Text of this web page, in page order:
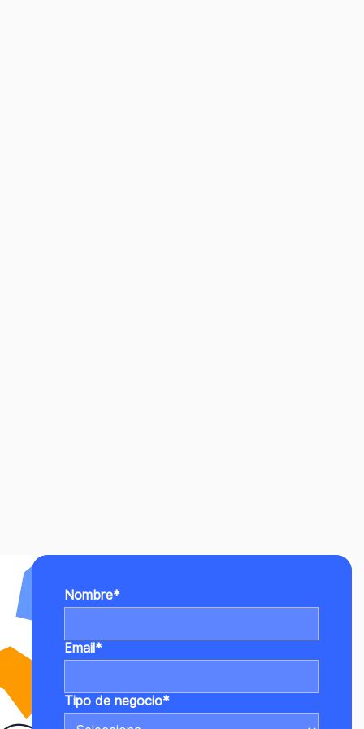
Nombre*
Email*
Tipo de negocio*